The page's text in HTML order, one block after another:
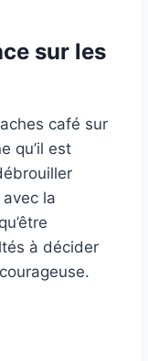
sur les
café sur
qu’il est
la
à décider